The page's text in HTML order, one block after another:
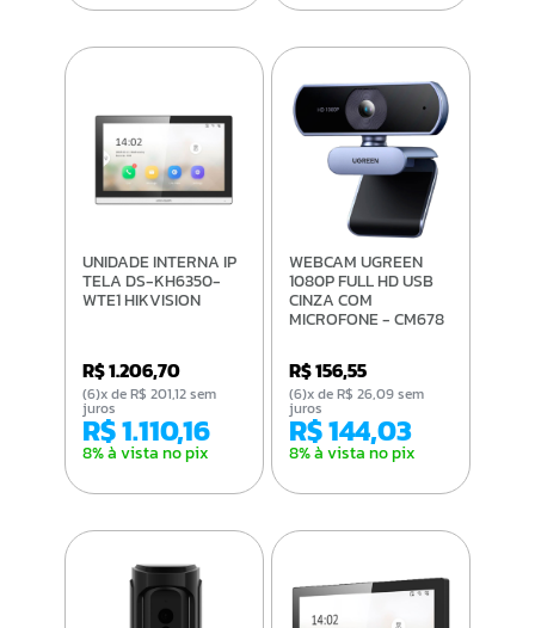
UNIDADE INTERNA IP
TELA DS-KH6350-
WTE1 HIKVISION
R$ 1.206,70
R$ 1.110,16
8% à vista no pix
(6)x de R$ 201,12 sem
juros
WEBCAM UGREEN
1080P FULL HD USB
CINZA COM
MICROFONE - CM678
R$ 156,55
R$ 144,03
8% à vista no pix
(6)x de R$ 26,09 sem
juros